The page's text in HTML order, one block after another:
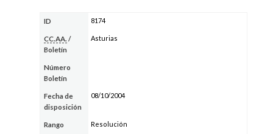
ID 8174
CC.AA. /
Boletín
Asturias
Número
Boletín
Fecha de
disposición
08/10/2004
Rango Resolución